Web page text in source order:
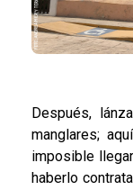
Después,
manglares;
imposible
haberlo